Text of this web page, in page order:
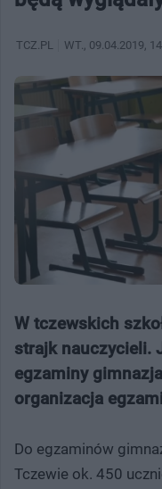
TCZ.PL WT. , 09.04.2019,
W tczewskich
strajk nauczycieli.
egzaminy
organizacja
Do egzaminów
Tczewie ok. 450